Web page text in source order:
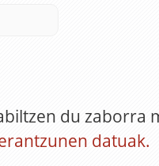
du zaborra
datuak.